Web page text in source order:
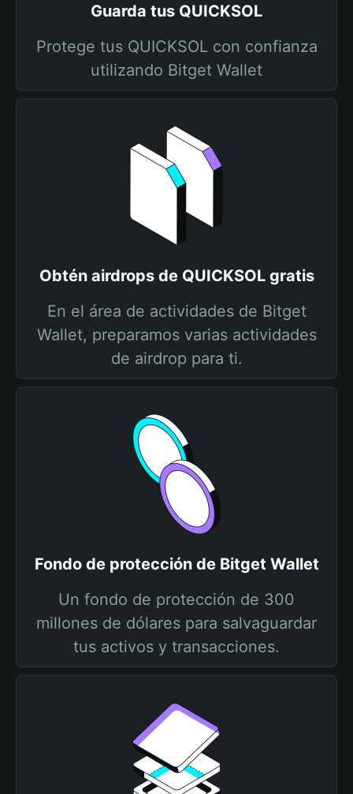
Guarda tus QUICKSOL
Protege tus QUICKSOL con confianza
utilizando Bitget Wallet
Obtén airdrops de QUICKSOL gratis
En el área de actividades de Bitget
Wallet, preparamos varias actividades
de airdrop para ti.
Fondo de protección de Bitget Wallet
Un fondo de protección de 300
millones de dólares para salvaguardar
tus activos y transacciones.